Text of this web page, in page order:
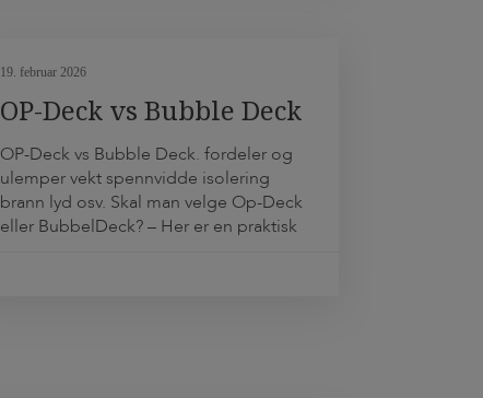
19. februar 2026
OP-Deck vs Bubble Deck
OP-Deck vs Bubble Deck. fordeler og
ulemper vekt spennvidde isolering
brann lyd osv. Skal man velge Op-Deck
eller BubbelDeck? – Her er en praktisk